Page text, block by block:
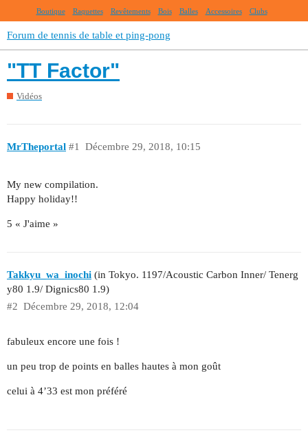
Boutique Raquettes Revêtements Bois Balles Accessoires Clubs
Forum de tennis de table et ping-pong
"TT Factor"
Vidéos
MrTheportal Décembre 29, 2018, 10:15
#1
My new compilation.
Happy holiday!!
5 « J'aime »
Takkyu_wa_inochi (in Tokyo. 1197/Acoustic Carbon Inner/ Tenerg
y80 1.9/ Dignics80 1.9)
Décembre 29, 2018, 12:04
#2
fabuleux encore une fois !
un peu trop de points en balles hautes à mon goût
celui à 4’33 est mon préféré